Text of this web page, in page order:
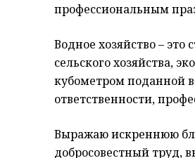
профессиональным
Водное хозяйство –
сельского хозяйства,
кубометром поданной
ответственности,
Выражаю искреннюю
добросовестный труд,